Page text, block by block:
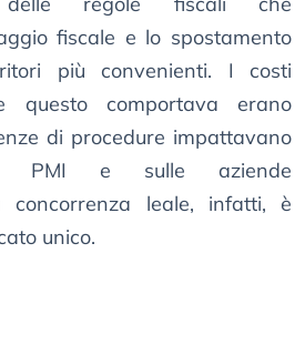
fiscale e lo spostamento
più convenienti. I costi
questo comportava erano
di procedure impattavano
PMI e sulle aziende
concorrenza leale, infatti, è
unico.